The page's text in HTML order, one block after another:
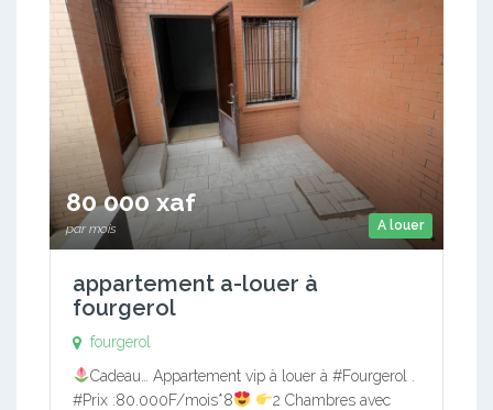
A louer
80 000 xaf
par mois
appartement a-louer à
fourgerol
fourgerol
Cadeau… Appartement vip à louer à #Fourgerol .
#Prix :80.000F/mois*8
2 Chambres avec